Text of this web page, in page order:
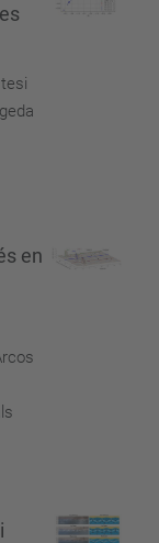
en